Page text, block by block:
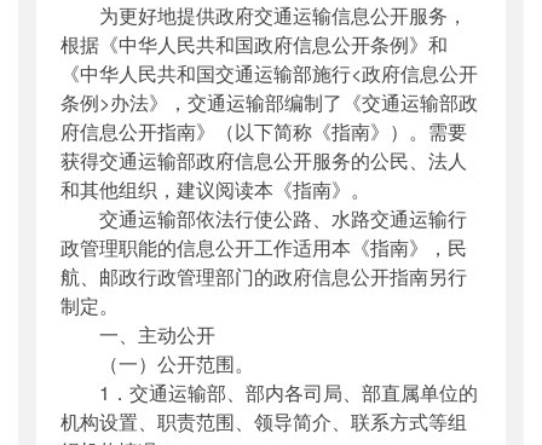
为更好地提供政府交通运输信息公开服务，
根据《中华人民共和国政府信息公开条例》和
《中华人民共和国交通运输部施行<政府信息公开
条例>办法》，交通运输部编制了《交通运输部政
府信息公开指南》（以下简称《指南》）。需要
获得交通运输部政府信息公开服务的公民、法人
和其他组织，建议阅读本《指南》。
交通运输部依法行使公路、水路交通运输行
政管理职能的信息公开工作适用本《指南》，民
航、邮政行政管理部门的政府信息公开指南另行
制定。
一、主动公开
（一）公开范围。
1．交通运输部、部内各司局、部直属单位的
机构设置、职责范围、领导简介、联系方式等组